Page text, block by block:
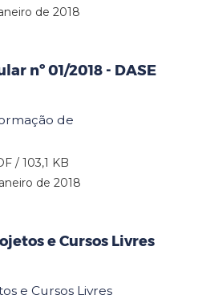
de 2018
nº 01/2018 - DASE
de
/ 103,1 KB
de 2018
e Cursos Livres
e Cursos Livres